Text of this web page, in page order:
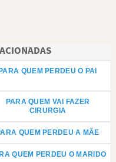
PARA QUEM PERDEU O PAI
PARA QUEM VAI FAZER
CIRURGIA
QUEM PERDEU A MÃE
QUEM PERDEU O MARIDO